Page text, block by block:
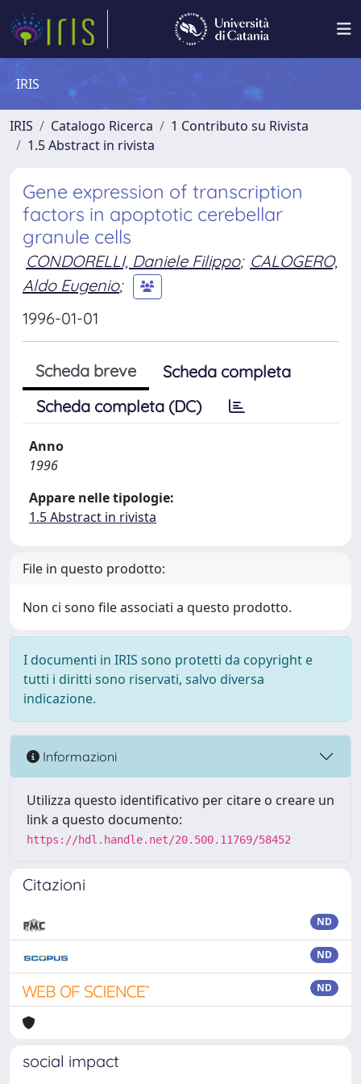
IRIS
IRIS Catalogo Ricerca
1 Contributo su Rivista
1.5 Abstract in rivista
Gene expression of transcription
factors in apoptotic cerebellar
granule cells
CONDORELLI, Daniele Filippo; CALOGERO,
Aldo Eugenio;
1996-01-01
Scheda breve
Scheda completa
Scheda completa (DC)
Anno
1996
Appare nelle tipologie:
1.5 Abstract in rivista
File in questo prodotto:
Non ci sono file associati a questo prodotto.
I documenti in IRIS sono protetti da copyright e
tutti i diritti sono riservati, salvo diversa
indicazione.
Informazioni
Utilizza questo identificativo per citare o creare un
link a questo documento:
https://hdl.handle.net/20.500.11769/58452
Citazioni
ND
ND
ND
social impact